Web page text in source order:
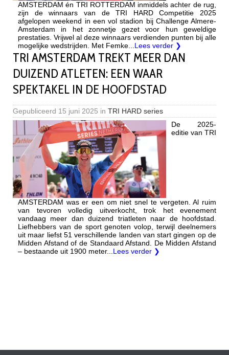
AMSTERDAM én TRI ROTTERDAM inmiddels achter de rug,
zijn de winnaars van de TRI HARD Competitie 2025
afgelopen weekend in een vol stadion bij Challenge Almere-
Amsterdam in het zonnetje gezet voor hun geweldige
prestaties. Vrijwel al deze winnaars verdienden punten bij alle
mogelijke wedstrijden. Met Femke... Lees verder ❯
TRI AMSTERDAM TREKT MEER DAN
DUIZEND ATLETEN: EEN WAAR
SPEKTAKEL IN DE HOOFDSTAD
Gepubliceerd 15 juni 2025 in TRI HARD series
De 2025-
editie van TRI
AMSTERDAM was er een om niet snel te vergeten. Al ruim
van tevoren volledig uitverkocht, trok het evenement
vandaag meer dan duizend triatleten naar de hoofdstad.
Liefhebbers van de sport genoten volop, terwijl deelnemers
uit maar liefst 51 verschillende landen van start gingen op de
Midden Afstand of de Standaard Afstand. De Midden Afstand
– bestaande uit 1900 meter... Lees verder ❯